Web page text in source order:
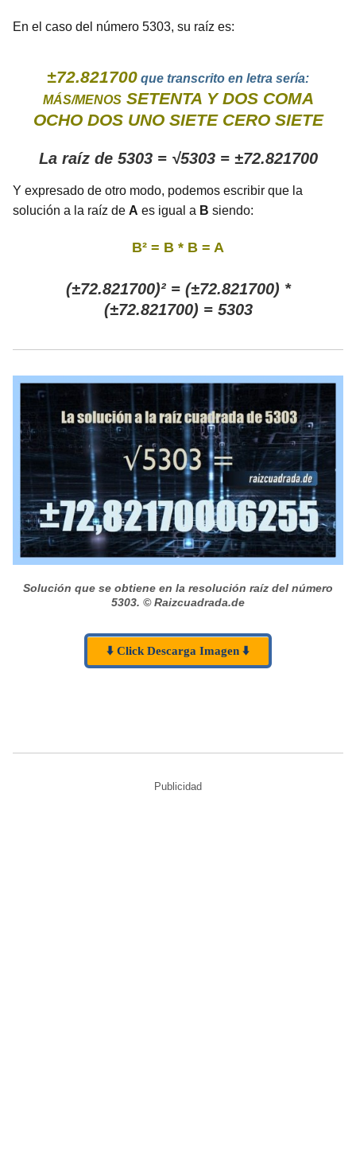
En el caso del número 5303, su raíz es:
±72.821700 que transcrito en letra sería:
MÁS/MENOS SETENTA Y DOS COMA
OCHO DOS UNO SIETE CERO SIETE
La raíz de 5303 = √5303 = ±72.821700
Y expresado de otro modo, podemos escribir que la
solución a la raíz de A es igual a B siendo:
B² = B * B = A
(±72.821700)² = (±72.821700) *
(±72.821700) = 5303
Solución que se obtiene en la resolución raíz del número
5303. © Raizcuadrada.de
⬇️ Click Descarga Imagen ⬇️
Publicidad